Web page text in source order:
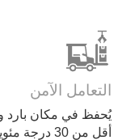
التعامل الآمن
يُحفظ في مكان بارد
أقل من 30 درجة مئوية.